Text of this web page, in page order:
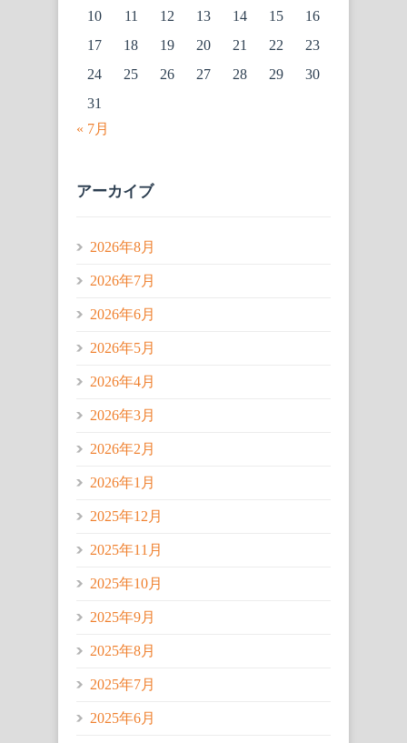
10 11 12 13 14 15
16
17
18 19 20 21 22
23
24
25 26 27 28 29
30
31
« 7月
アーカイブ
2026年8月
2026年7月
2026年6月
2026年5月
2026年4月
2026年3月
2026年2月
2026年1月
2025年12月
2025年11月
2025年10月
2025年9月
2025年8月
2025年7月
2025年6月